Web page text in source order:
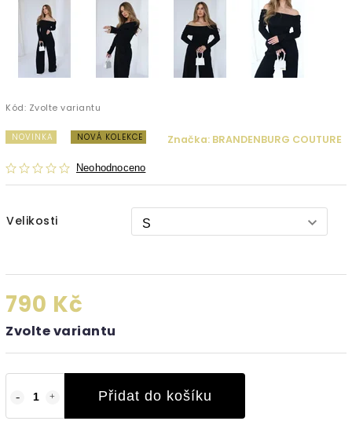
Kód: Zvolte variantu
NOVINKA NOVÁ KOLEKCE
Neohodnoceno
Značka: BRANDENBURG COUTURE
Velikosti
790 Kč
Zvolte variantu
Přidat do košíku